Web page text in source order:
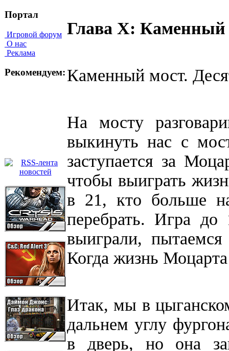
Портал
Игровой форум
О нас
Реклама
Рекомендуем:
Глава Х: Каменный
Каменный мост.
На мосту
выкинуть нас с
заступается за
чтобы выиграть
в 21, кто больше
перебрать. Игра
выиграли,
Когда жизнь Моцарта
Итак, мы в
дальнем углу
в дверь, но она